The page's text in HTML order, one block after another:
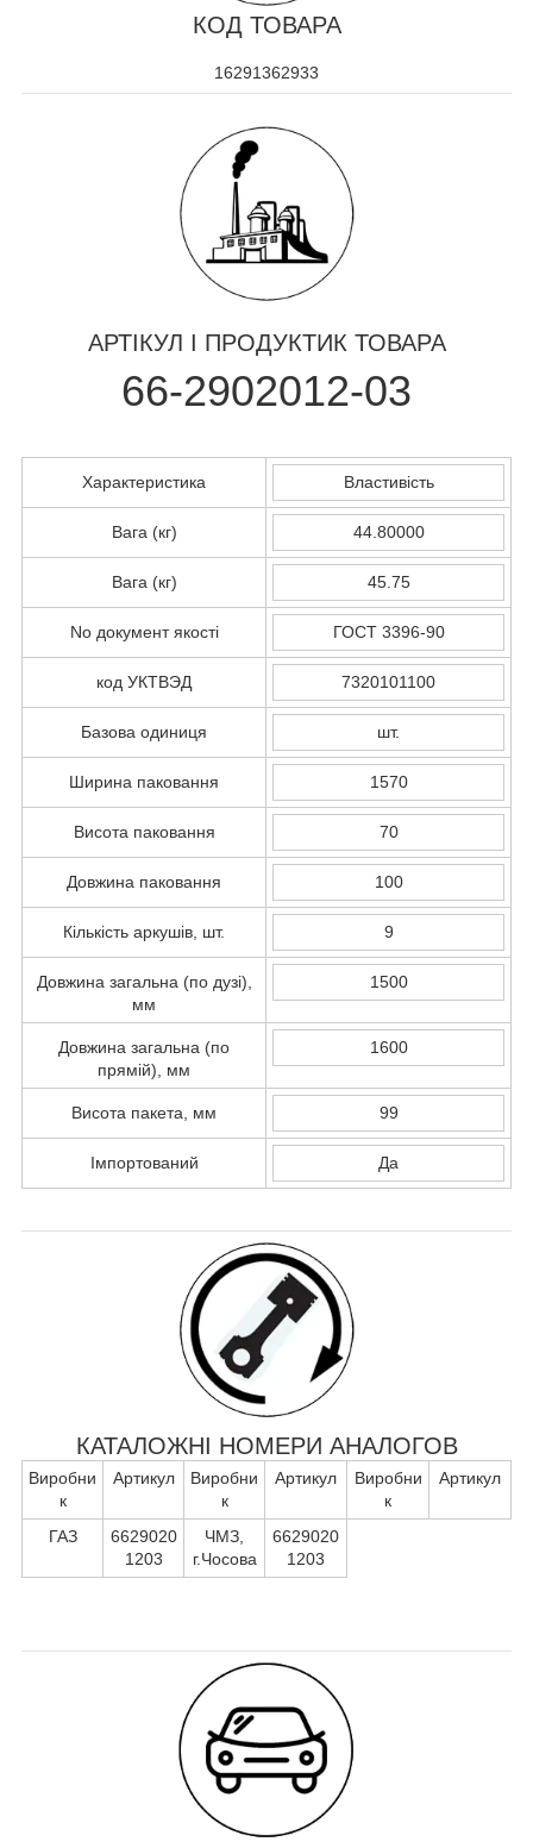
КОД ТОВАРА
16291362933
АРТІКУЛ І ПРОДУКТИК ТОВАРА
66-2902012-03
Характеристика Властивість
Вага (кг) 44.80000
Вага (кг) 45.75
No документ якості ГОСТ 3396-90
код УКТВЭД 7320101100
Базова одиниця шт.
Ширина паковання 1570
Висота паковання 70
Довжина паковання 100
Кількість аркушів, шт. 9
Довжина загальна (по дузі),
мм
1500
Довжина загальна (по
прямій), мм
1600
Висота пакета, мм 99
Імпортований Да
КАТАЛОЖНІ НОМЕРИ АНАЛОГОВ
Виробни
к
Артикул
Виробни
к
Артикул
Виробни
к
Артикул
ГАЗ
6629020
1203
ЧМЗ,
г.Чосова
6629020
1203